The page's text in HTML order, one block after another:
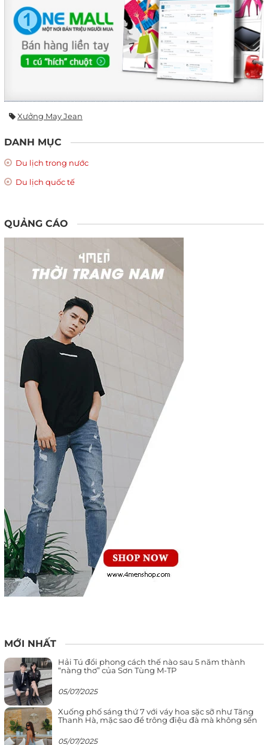
Xưởng May Jean
DANH MỤC
Du lịch trong nước
Du lịch quốc tế
QUẢNG CÁO
MỚI NHẤT
Hải Tú đổi phong cách thế nào sau 5 năm thành
“nàng thơ” của Sơn Tùng M-TP
05/07/2025
Xuống phố sáng thứ 7 với váy hoa sặc sỡ như Tăng
Thanh Hà, mặc sao để trông điệu đà mà không sến
05/07/2025